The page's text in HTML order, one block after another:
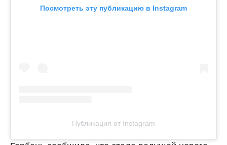
Посмотреть эту публикацию в Instagram
Публикация от Instagram